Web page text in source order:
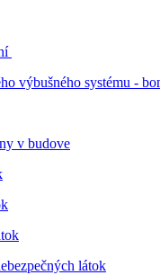
výbušného systému -
v budove
látok